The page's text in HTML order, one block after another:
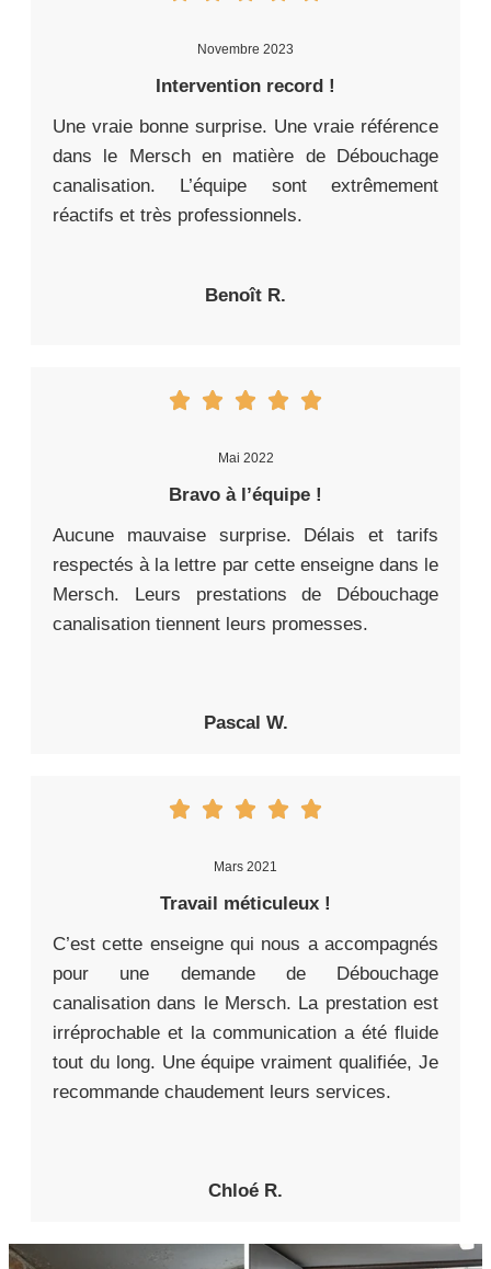
Novembre 2023
Intervention record !
Une vraie bonne surprise. Une vraie référence
dans le Mersch en matière de Débouchage
canalisation. L’équipe sont extrêmement
réactifs et très professionnels.
Benoît R.
Mai 2022
Bravo à l’équipe !
Aucune mauvaise surprise. Délais et tarifs
respectés à la lettre par cette enseigne dans le
Mersch. Leurs prestations de Débouchage
canalisation tiennent leurs promesses.
Pascal W.
Mars 2021
Travail méticuleux !
C’est cette enseigne qui nous a accompagnés
pour une demande de Débouchage
canalisation dans le Mersch. La prestation est
irréprochable et la communication a été fluide
tout du long. Une équipe vraiment qualifiée, Je
recommande chaudement leurs services.
Chloé R.